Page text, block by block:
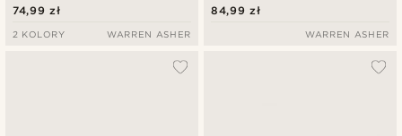
74,99 zł
2 KOLORY WARREN ASHER
84,99 zł
WARREN ASHER